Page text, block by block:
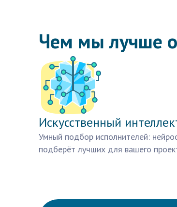
Чем мы лучше
Искусственный
Умный подбор исполнителей:
подберёт лучших для вашего